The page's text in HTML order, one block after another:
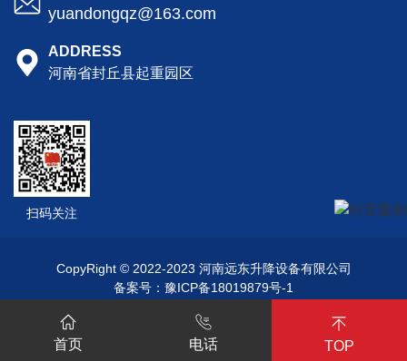
yuandongqz@163.com
ADDRESS
河南省封丘县起重园区
扫码关注
CopyRight © 2022-2023 河南远东升降设备有限公司
备案号： 豫ICP备18019879号-1
首页 电话 TOP